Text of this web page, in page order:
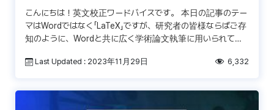
こんにちは！英文校正ワードバイスです。 本日の記事のテー
マはWordではなく「LaTeX」ですが、研究者の皆様ならばご存
知のように、Wordと共に広く学術論文執筆に用いられてい
Last Updated : 2023年11月29日 6,332